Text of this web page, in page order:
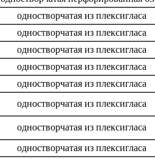
одностворчатая из плексигласа
одностворчатая из плексигласа
одностворчатая из плексигласа
одностворчатая из плексигласа
одностворчатая из плексигласа
одностворчатая из плексигласа
одностворчатая из плексигласа
одностворчатая из плексигласа